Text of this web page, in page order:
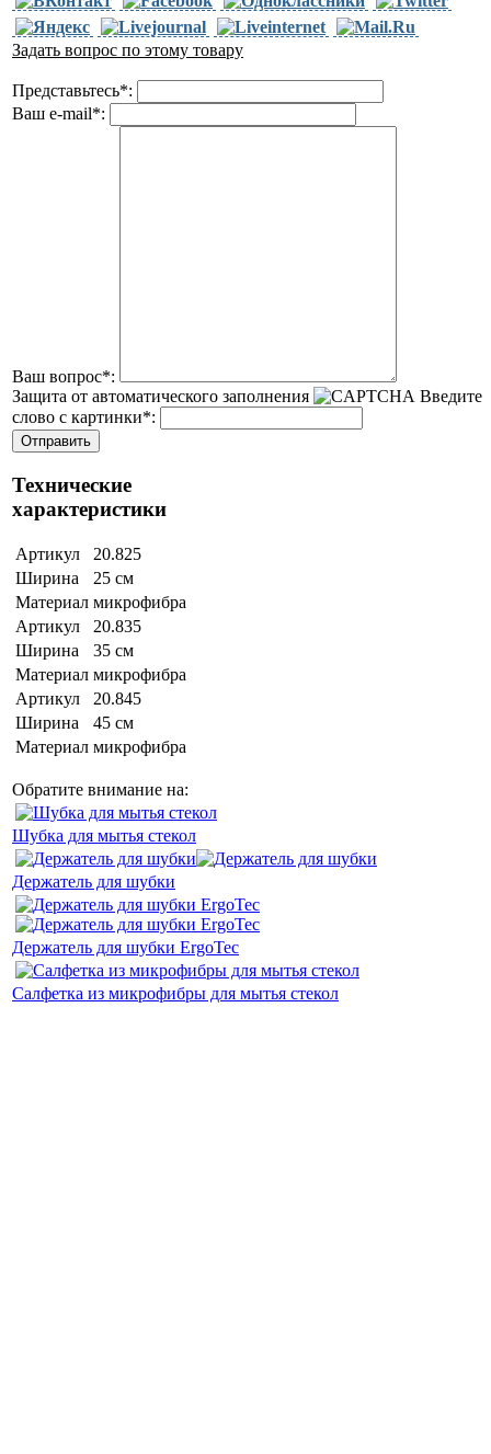
Задать вопрос по этому товару
Представьтесь*:
Ваш e-mail*:
Ваш вопрос*:
Защита от автоматического заполнения
Введите
слово с картинки*:
Технические
характеристики
Артикул
20.825
Ширина
25 см
Материал микрофибра
Артикул
20.835
Ширина
35 см
Материал микрофибра
Артикул
20.845
Ширина
45 см
Материал микрофибра
Обратите внимание на:
Шубка для мытья стекол
Держатель для шубки
Держатель для шубки ErgoTec
Салфетка из микрофибры для мытья стекол